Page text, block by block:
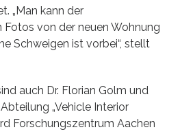
„Man kann der
von der neuen Wohnung
Schweigen ist vorbei“, stellt
auch Dr. Florian Golm und
„Vehicle Interior
Forschungszentrum Aachen